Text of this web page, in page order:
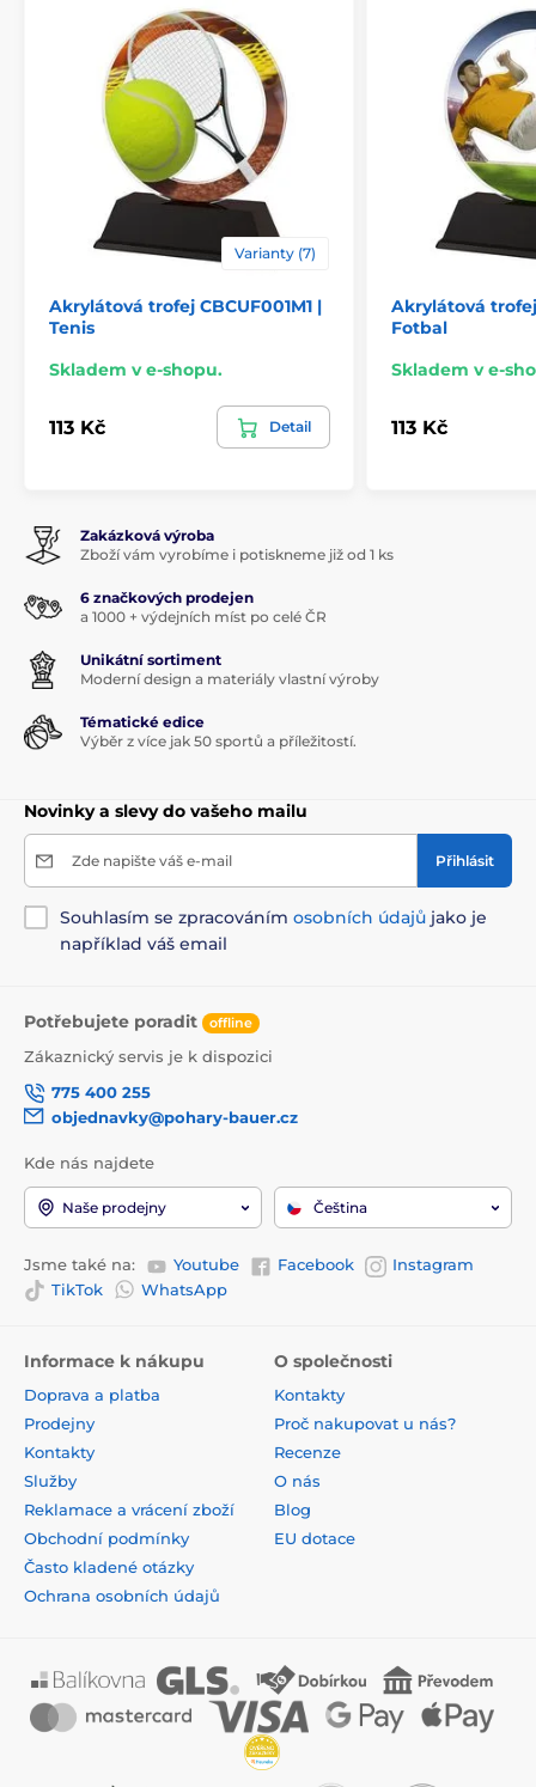
Varianty (7)
Akrylátová trofej CBCUF001M1 |
Tenis
Skladem v e-shopu.
113 Kč Detail
Akrylátová trofej
Fotbal
Skladem v e-
113 Kč
Zakázková výroba
Zboží vám vyrobíme i potiskneme již od 1 ks
6 značkových prodejen
a 1000 + výdejních míst po celé ČR
Unikátní sortiment
Moderní design a materiály vlastní výroby
Tématické edice
Výběr z více jak 50 sportů a příležitostí.
Novinky a slevy do vašeho mailu
Zde napište váš e-mail Přihlásit
Souhlasím se zpracováním osobních údajů jako je
například váš email
Potřebujete poradit offline
Zákaznický servis je k dispozici
775 400 255
objednavky@pohary-bauer.cz
Kde nás najdete
Naše prodejny Čeština
Jsme také na: Youtube Facebook
Instagram
TikTok
WhatsApp
Informace k nákupu
Doprava a platba
Prodejny
Kontakty
Služby
Reklamace a vrácení zboží
Obchodní podmínky
Často kladené otázky
Ochrana osobních údajů
O společnosti
Kontakty
Proč nakupovat u nás?
Recenze
O nás
Blog
EU dotace